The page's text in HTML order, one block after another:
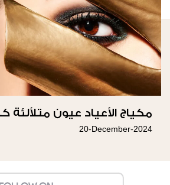
مكياج الأعياد عيون متلألئة
20-December-2024